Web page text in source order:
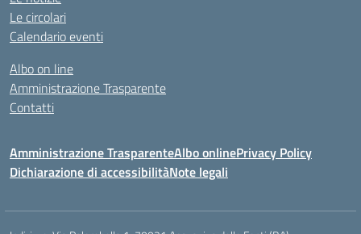
Le circolari
Calendario eventi
Albo on line
Amministrazione Trasparente
Contatti
Amministrazione TrasparenteAlbo onlinePrivacy Policy
Dichiarazione di accessibilitàNote legali